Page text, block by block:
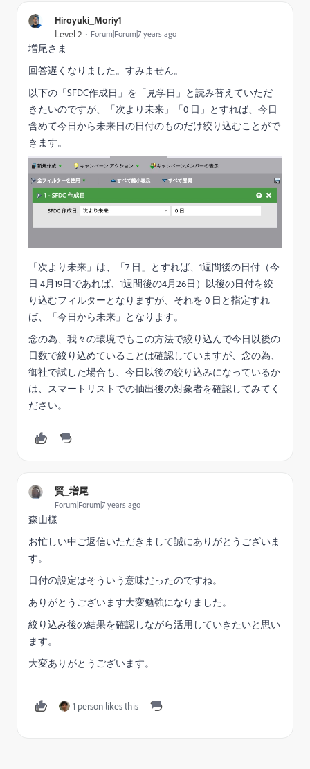
Hiroyuki_Moriy1
Level 2 Forum|Forum|7 years ago
増尾さま
回答遅くなりました。すみません。
以下の「SFDC作成日」を「見学日」と読み替えていただ
きたいのですが、「次より未来」「0 日」とすれば、今日
含めて今日から未来日の日付のものだけ絞り込むことがで
きます。
「次より未来」は、「7 日」とすれば、1週間後の日付（今
日 4月19日であれば、1週間後の4月26日）以後の日付を絞
り込むフィルターとなりますが、それを 0 日と指定すれ
ば、「今日から未来」となります。
念の為、我々の環境でもこの方法で絞り込んで今日以後の
日数で絞り込めていることは確認していますが、念の為、
御社で試した場合も、今日以後の絞り込みになっているか
は、スマートリストでの抽出後の対象者を確認してみてく
ださい。
賢_増尾
Forum|Forum|7 years ago
森山様
お忙しい中ご返信いただきまして誠にありがとうございま
す。
日付の設定はそういう意味だったのですね。
ありがとうございます大変勉強になりました。
絞り込み後の結果を確認しながら活用していきたいと思い
ます。
大変ありがとうございます。
1 person likes this